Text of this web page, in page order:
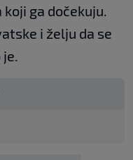
ga dočekuju.
i želju da se